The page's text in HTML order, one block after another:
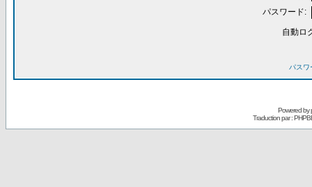
パスワード:
自動ロ
パスワ
Powered by
Traduction par :